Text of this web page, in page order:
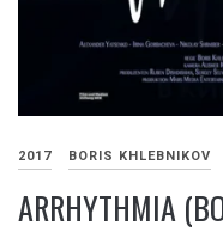
2017 BORIS KHLEBNIKOV
ARRHYTHMIA